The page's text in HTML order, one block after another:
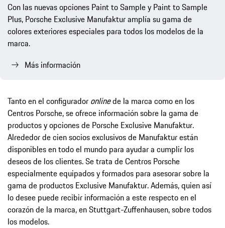
Con las nuevas opciones Paint to Sample y Paint to Sample
Plus, Porsche Exclusive Manufaktur amplía su gama de
colores exteriores especiales para todos los modelos de la
marca.
Más información
Tanto en el configurador onlinede la marca como en los
Centros Porsche, se ofrece información sobre la gama de
productos y opciones de Porsche Exclusive Manufaktur.
Alrededor de cien socios exclusivos de Manufaktur están
disponibles en todo el mundo para ayudar a cumplir los
deseos de los clientes. Se trata de Centros Porsche
especialmente equipados y formados para asesorar sobre la
gama de productos Exclusive Manufaktur. Además, quien así
lo desee puede recibir información a este respecto en el
corazón de la marca, en Stuttgart-Zuffenhausen, sobre todos
los modelos.